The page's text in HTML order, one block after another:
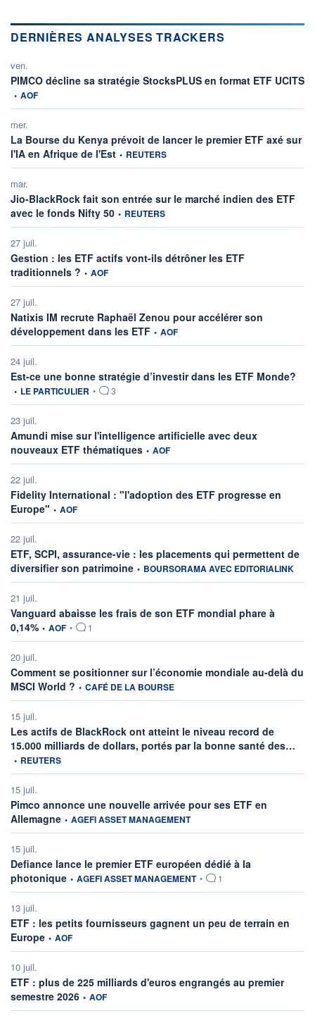
DERNIÈRES ANALYSES TRACKERS
ven.
PIMCO décline sa stratégie StocksPLUS en format ETF UCITS
• AOF
mer.
La Bourse du Kenya prévoit de lancer le premier ETF axé sur
l'IA en Afrique de l'Estinformation fournie par
• REUTERS
mar.
Jio-BlackRock fait son entrée sur le marché indien des ETF
avec le fonds Nifty 50information fournie par
• REUTERS
27 juil.
Gestion : les ETF actifs vont-ils détrôner les ETF
traditionnels ? information fournie par
• AOF
27 juil.
Natixis IM recrute Raphaël Zenou pour accélérer son
développement dans les ETFinformation fournie par
• AOF
24 juil.
Est-ce une bonne stratégie d’investir dans les ETF Monde?
• LE PARTICULIER • 3
23 juil.
Amundi mise sur l'intelligence artificielle avec deux
nouveaux ETF thématiques information fournie par
• AOF
22 juil.
Fidelity International : "l'adoption des ETF progresse en
Europe" information fournie par
• AOF
22 juil.
ETF, SCPI, assurance-vie : les placements qui permettent de
diversifier son patrimoine information fournie par
• BOURSORAMA AVEC EDITORIALINK
21 juil.
Vanguard abaisse les frais de son ETF mondial phare à
0,14% information fournie par
• AOF • 1
20 juil.
Comment se positionner sur l’économie mondiale au-delà du
MSCI World ? information fournie par
• CAFÉ DE LA BOURSE
15 juil.
Les actifs de BlackRock ont atteint le niveau record de
15.000 milliards de dollars, portés par la bonne santé des…
• REUTERS
15 juil.
Pimco annonce une nouvelle arrivée pour ses ETF en
Allemagne information fournie par
• AGEFI ASSET MANAGEMENT
15 juil.
Defiance lance le premier ETF européen dédié à la
photonique information fournie par
• AGEFI ASSET MANAGEMENT • 1
13 juil.
ETF : les petits fournisseurs gagnent un peu de terrain en
Europe information fournie par
• AOF
10 juil.
ETF : plus de 225 milliards d'euros engrangés au premier
semestre 2026 information fournie par
• AOF